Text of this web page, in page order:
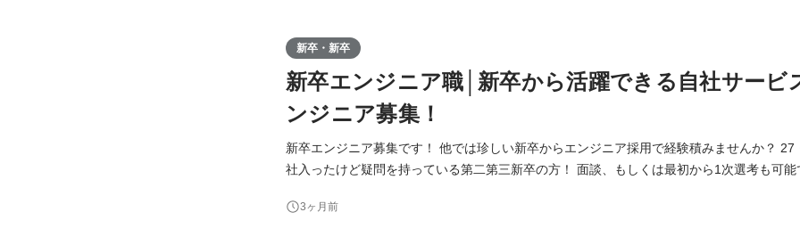
新卒・新卒
新卒エンジニア職│新卒から活躍できる自社サービ
ンジニア募集！
新卒エンジニア募集です！ 他では珍しい新卒からエンジニア採用で経験積みませんか？ 27・28卒の学生！と会
社入ったけど疑問を持っている第二第三新卒の方！ 面談、もしくは最初から1次選考も可能
3ヶ月前